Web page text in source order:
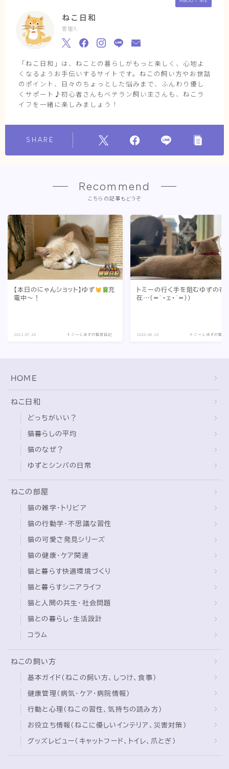
Follow Me
ねこ日和
管理人
「ねこ日和」は、ねことの暮らしがもっと楽しく、心地よ
くなるようお手伝いするサイトです。ねこの飼い方やお世話
のポイント、日々のちょっとした悩みまで、ふんわり優し
くサポート♪初心者さんもベテラン飼い主さんも、ねこラ
イフを一緒に楽しみましょう！
SHARE
Recommend
こちらの記事もどうぞ
【本日のにゃんショット】ゆず
充
電中〜！
トミーの行く手を阻むゆずの存
在…(=^・ェ・^=))
ねこ日和
どっちがいい？
猫暮らしの平均
猫のなぜ？
ゆずとシンバの日常
ねこの部屋
猫の雑学・トリビア
猫の行動学・不思議な習性
猫の可愛さ発見シリーズ
猫の健康・ケア関連
猫と暮らす快適環境づくり
猫と暮らすシニアライフ
猫と人間の共生・社会問題
猫との暮らし・生活設計
コラム
ねこの飼い方
基本ガイド（ねこの飼い方、しつけ、食事）
健康管理（病気・ケア・病院情報）
行動と心理（ねこの習性、気持ちの読み方）
お役立ち情報（ねこに優しいインテリア、災害対策）
グッズレビュー（キャットフード、トイレ、爪とぎ）